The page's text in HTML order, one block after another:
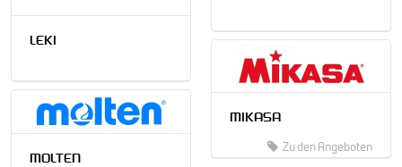
LEKI
MIKASA
Zu den Angeboten
MOLTEN